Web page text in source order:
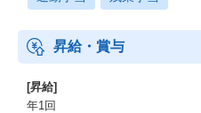
昇給・賞与
[昇給]
年1回